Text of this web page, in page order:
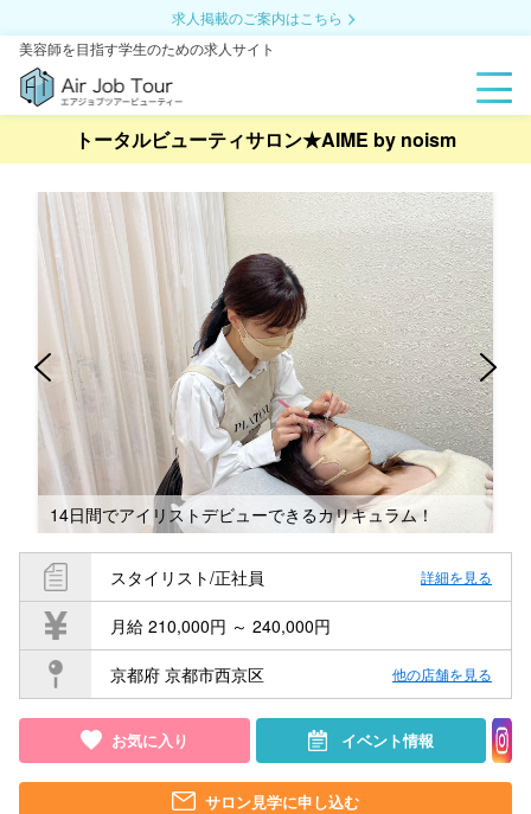
求人掲載のご案内はこちら
美容師を目指す学生のための求人サイト
トータルビューティサロン★AIME by noism
社内イベント多数！2023年祇園祭の様子です☆
スタイリスト/正社員 詳細を見る
月給 210,000円 ～ 240,000円
京都府 京都市西京区 他の店舗を見る
お気に入り イベント情報
サロン見学に申し込む